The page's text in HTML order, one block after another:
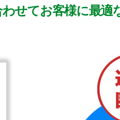
せてお客様に最適